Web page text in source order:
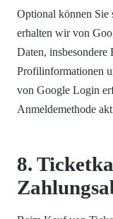
Optional können Sie
erhalten wir von
Daten,
Profilinformationen
von Google Login
Anmeldemethode
8.